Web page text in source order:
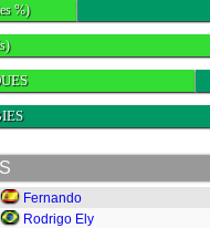
%)
Fernando
Rodrigo Ely